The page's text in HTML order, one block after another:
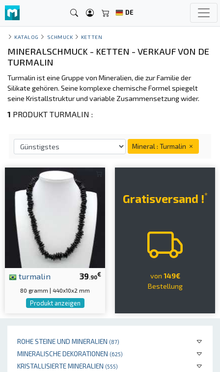
DE
ROHE STEINE UND MINERALIEN (87)
MINERALISCHE DEKORATIONEN (625)
KRISTALLISIERTE MINERALIEN (555)
KATALOG SCHMUCK KETTEN
MINERALSCHMUCK - KETTEN - VERKAUF VON DE
TURMALIN
Turmalin ist eine Gruppe von Mineralien, die zur Familie der
Silikate gehören. Seine komplexe chemische Formel spiegelt
seine Kristallstruktur und variable Zusammensetzung wider.
1 PRODUKT TURMALIN :
Mineral : Turmalin
39.90€
turmalin
80 gramm | 440x10x2 mm
Produkt anzeigen
Gratisversand !*
von 149€
Bestellung